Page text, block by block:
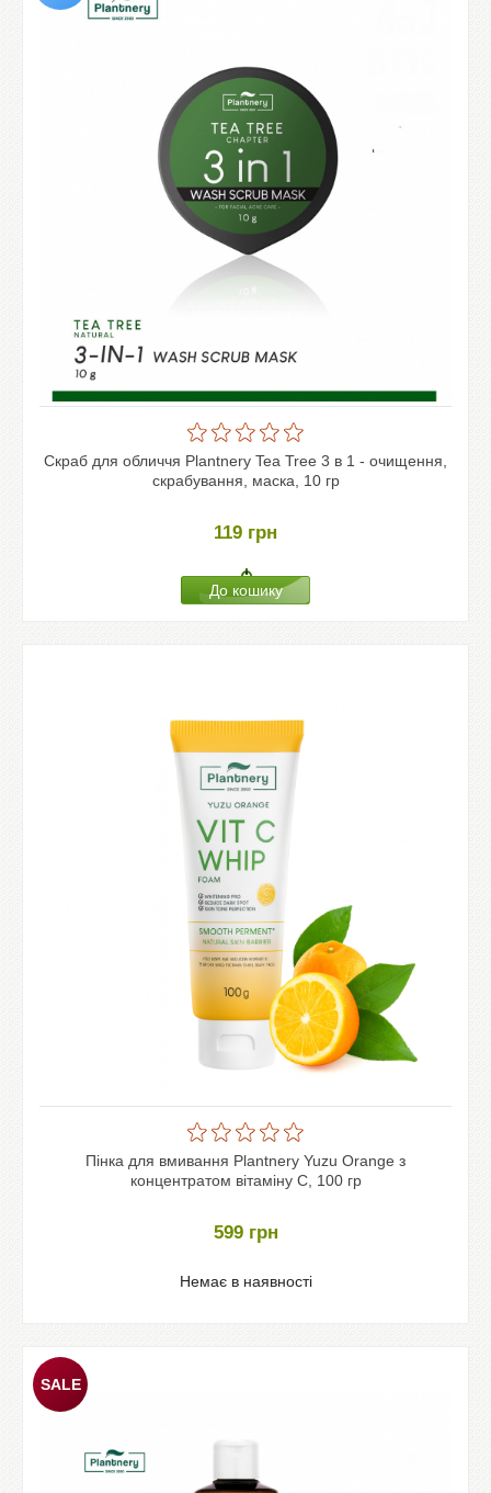
Скраб для обличчя Plantnery Tea Tree 3 в 1 - очищення,
скрабування, маска, 10 гр
119 грн
Пінка для вмивання Plantnery Yuzu Orange з
концентратом вітаміну С, 100 гр
599 грн
Немає в наявності